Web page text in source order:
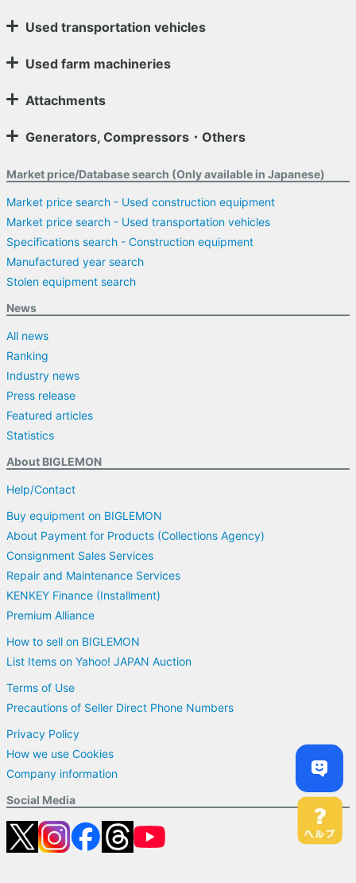
Used transportation vehicles
Used farm machineries
Attachments
Generators, Compressors・Others
Market price/Database search (Only available in Japanese)
Market price search - Used construction equipment
Market price search - Used transportation vehicles
Specifications search - Construction equipment
Manufactured year search
Stolen equipment search
News
All news
Ranking
Industry news
Press release
Featured articles
Statistics
About BIGLEMON
Help/Contact
Buy equipment on BIGLEMON
About Payment for Products (Collections Agency)
Consignment Sales Services
Repair and Maintenance Services
KENKEY Finance (Installment)
Premium Alliance
How to sell on BIGLEMON
List Items on Yahoo! JAPAN Auction
Terms of Use
Precautions of Seller Direct Phone Numbers
Privacy Policy
How we use Cookies
Company information
Social Media